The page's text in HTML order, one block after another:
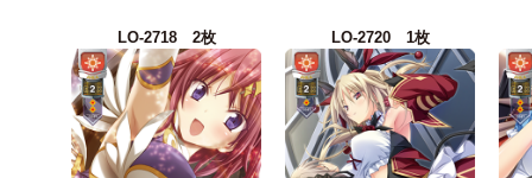
LO-2718 2枚 LO-2720 1枚